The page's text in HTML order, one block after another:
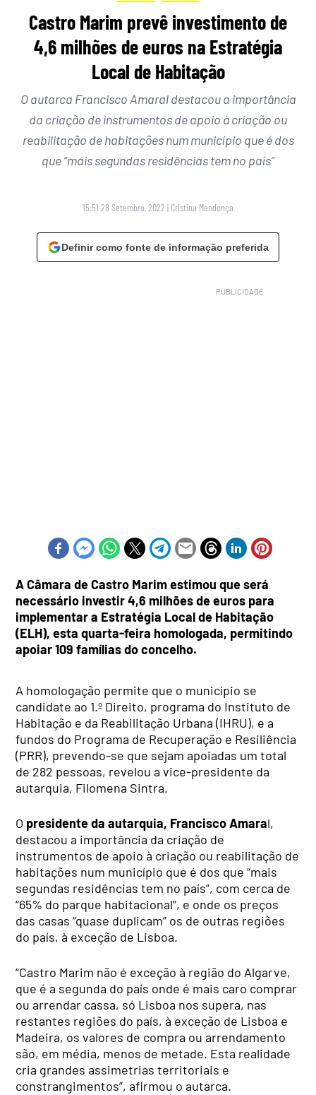
Castro Marim prevê investimento de
4,6 milhões de euros na Estratégia
Local de Habitação
O autarca Francisco Amaral destacou a importância
da criação de instrumentos de apoio à criação ou
reabilitação de habitações num município que é dos
que “mais segundas residências tem no país”
15:51 28 Setembro, 2022 | Cristina Mendonça
Definir como fonte de informação preferida
A Câmara de Castro Marim estimou que será
necessário investir 4,6 milhões de euros para
implementar a Estratégia Local de Habitação
(ELH), esta quarta-feira homologada, permitindo
apoiar 109 famílias do concelho.
A homologação permite que o município se
candidate ao 1.º Direito, programa do Instituto de
Habitação e da Reabilitação Urbana (IHRU), e a
fundos do Programa de Recuperação e Resiliência
(PRR), prevendo-se que sejam apoiadas um total
de 282 pessoas, revelou a vice-presidente da
autarquia, Filomena Sintra.
O presidente da autarquia, Francisco Amaral,
destacou a importância da criação de
instrumentos de apoio à criação ou reabilitação de
habitações num município que é dos que “mais
segundas residências tem no país”, com cerca de
“65% do parque habitacional”, e onde os preços
das casas “quase duplicam” os de outras regiões
do país, à exceção de Lisboa.
“Castro Marim não é exceção à região do Algarve,
que é a segunda do país onde é mais caro comprar
ou arrendar cassa, só Lisboa nos supera, nas
restantes regiões do país, à exceção de Lisboa e
Madeira, os valores de compra ou arrendamento
são, em média, menos de metade. Esta realidade
cria grandes assimetrias territoriais e
constrangimentos”, afirmou o autarca.